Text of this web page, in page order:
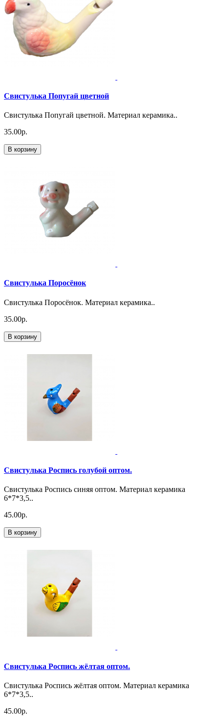
Свистулька Попугай цветной
Свистулька Попугай цветной. Материал керамика..
35.00р.
В корзину
Свистулька Поросёнок
Свистулька Поросёнок. Материал керамика..
35.00р.
В корзину
Свистулька Роспись голубой оптом.
Свистулька Роспись синяя оптом. Материал керамика
6*7*3,5..
45.00р.
В корзину
Свистулька Роспись жёлтая оптом.
Свистулька Роспись жёлтая оптом. Материал керамика
6*7*3,5..
45.00р.